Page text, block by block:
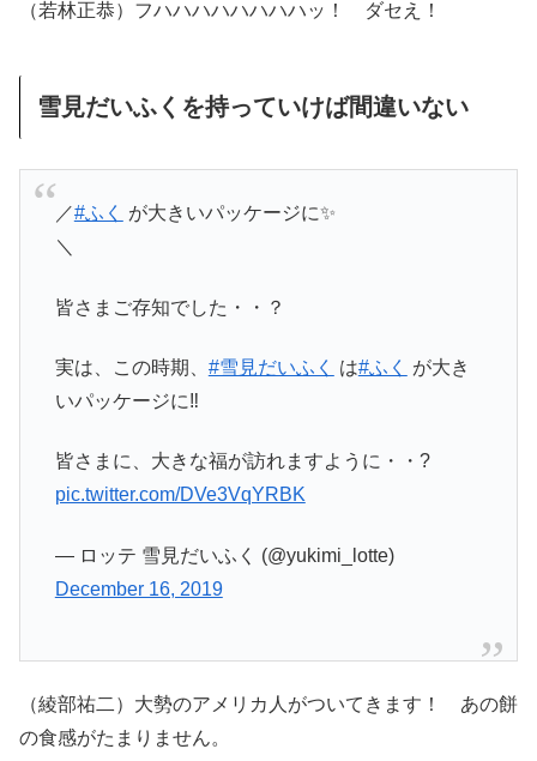
（若林正恭）フハハハハハハハハッ！ ダセえ！
雪見だいふくを持っていけば間違いない
／#ふく
が大きいパッケージに✨
＼
皆さまご存知でした・・？
実は、この時期、 #雪見だいふく は#ふく
が大き
いパッケージに‼️
皆さまに、大きな福が訪れますように・・?
pic.twitter.com/DVe3VqYRBK
— ロッテ 雪見だいふく (@yukimi_lotte)
December 16, 2019
（綾部祐二）大勢のアメリカ人がついてきます！ あの餅
の食感がたまりません。